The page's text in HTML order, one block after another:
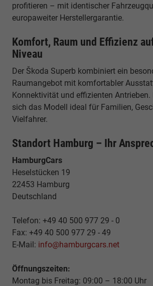
profitieren – mit identischer
europaweiter Herstellergarantie.
Komfort, Raum und Effizienz
Niveau
Der Škoda Superb kombiniert ein
Raumangebot mit komfortabler
Konnektivität und effizienten
sich das Modell ideal für Familien,
Vielfahrer.
Standort Hamburg – Ihr
HamburgCars
Heselstücken 19
22453 Hamburg
Deutschland
Telefon: +49 40 500 977 29 - 0
Fax: +49 40 500 977 29 - 49
E-Mail: info@hamburgcars.net
Öffnungszeiten:
Montag bis Freitag: 09:00 – 18:00 Uhr